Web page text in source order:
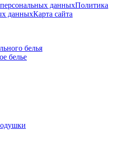
данныхПолитика
данныхКарта сайта
белья
белье